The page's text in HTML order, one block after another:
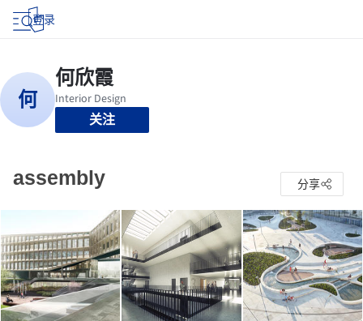
登录
关注
assembly 分享